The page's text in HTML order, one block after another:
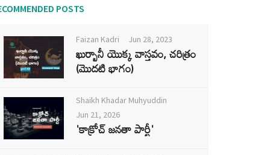
POSTS
Faizan Kadri Jun 28, 2023
ఖుర్బానీ యొక్క వాస్తవం, చరిత్రం
(మొదటి భాగం)
Shaikh Khadar Muhyuddin
Jun 21, 2026
'కాక్రోచ్ జనతా పార్టీ'